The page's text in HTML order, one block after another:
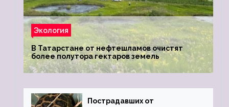
Экология
В Татарстане от нефтешламов очистят
более полутора гектаров земель
Пострадавших от